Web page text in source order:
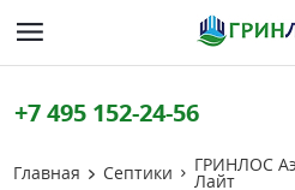
+7 495 152-24-56
Главная Септики ГРИНЛОС
Лайт